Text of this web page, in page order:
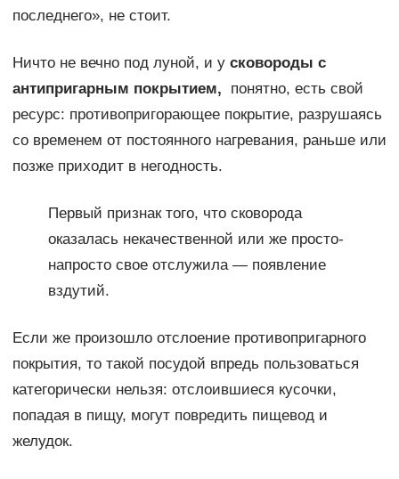
последнего», не стоит.
Ничто не вечно под луной, и у сковороды с
антипригарным покрытием,
понятно, есть свой
ресурс: противопригорающее покрытие, разрушаясь
со временем от постоянного нагревания, раньше или
позже приходит в негодность.
Первый признак того, что сковорода
оказалась некачественной или же просто-
напросто свое отслужила — появление
вздутий.
Если же произошло отслоение противопригарного
покрытия, то такой посудой впредь пользоваться
категорически нельзя: отслоившиеся кусочки,
попадая в пищу, могут повредить пищевод и
желудок.